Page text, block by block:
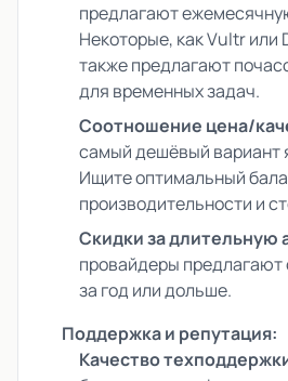
предлагают
Некоторые, как Vultr или
также предлагают
для временных задач.
Соотношение цена/
самый дешёвый вариант
Ищите оптимальный
производительности и
Скидки за длительную
провайдеры предлагают
за год или дольше.
Поддержка и репутация:
Качество